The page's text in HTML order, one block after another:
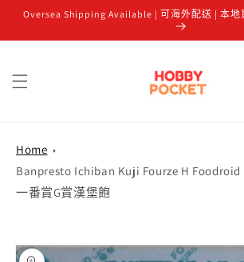
跳至內容
Oversea Shipping Available | 可海外配送 | 本地
Home
Banpresto Ichiban Kuji Fourze H
一番賞G賞漢堡飽
略過產品